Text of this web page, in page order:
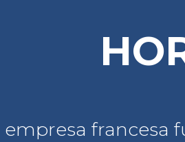
francesa